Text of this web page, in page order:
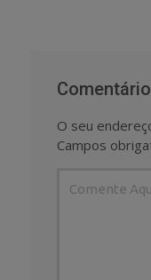
O seu
Campos